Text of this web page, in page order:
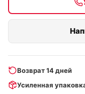
Возврат 14 дней
Усиленная